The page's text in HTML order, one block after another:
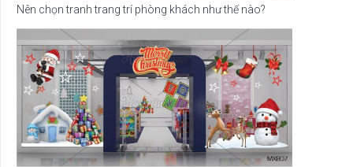
Nên chọn tranh trang trí phòng khách như thế nào?